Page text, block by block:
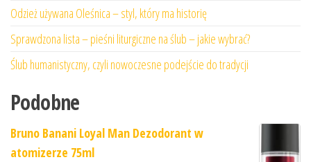
Odzież używana Oleśnica – styl, który ma historię
Sprawdzona lista – pieśni liturgiczne na ślub – jakie wybrać?
Ślub humanistyczny, czyli nowoczesne podejście do tradycji
Podobne
Bruno Banani Loyal Man Dezodorant w
atomizerze 75ml